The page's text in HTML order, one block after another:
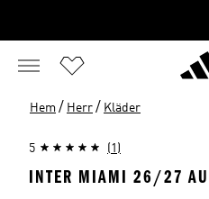
Hem / Herr / Kläder
5 (1)
INTER MIAMI 26/27